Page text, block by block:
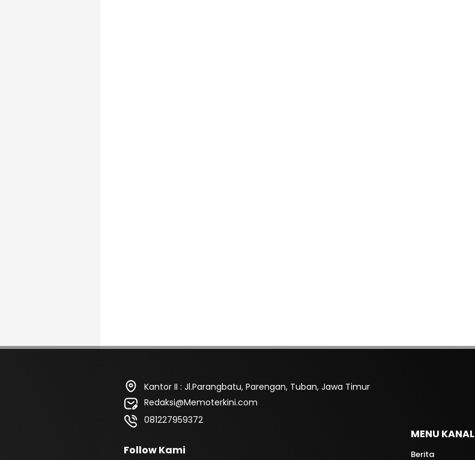
Kantor II : Jl.Parangbatu, Parengan, Tuban, Jawa Timur
Redaksi@Memoterkini.com
081227959372
Follow Kami
MENU KANAL
Berita